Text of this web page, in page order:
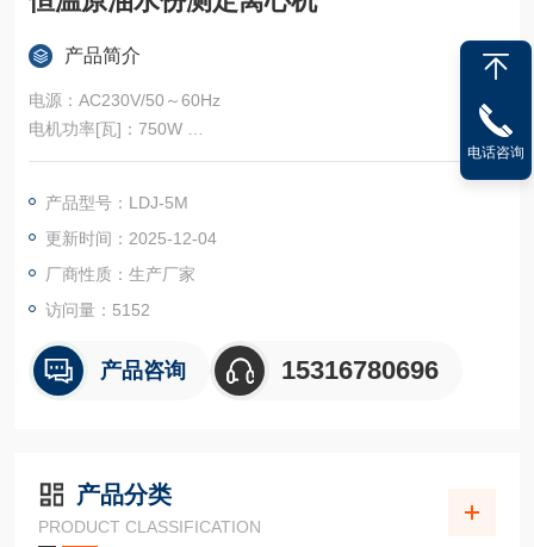
产品简介
电源：AC230V/50～60Hz
电机功率[瓦]：750W
制热功率[瓦]：300W
Z高转速[转／分钟] :4000r/min
Z大相对离心力[×g]：2500xg
尺寸：高×宽×长[毫米]：840×655×640mm
重量（无转子）[千克]：180kg
温度设定范围：10℃～80℃
产品型号：LDJ-5M
更新时间：2025-12-04
厂商性质：生产厂家
访问量：5152
产品咨询 15316780696
产品分类
PRODUCT CLASSIFICATION
电话咨询